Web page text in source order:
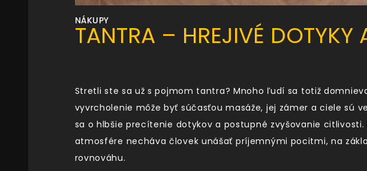
NÁKUPY
TANTRA – HREJIVÉ DOTYKY
Stretli ste sa už s pojmom tantra? Mnoho ľudí sa totiž
vyvrcholenie môže byť súčasťou masáže, jej zámer a ciele sú
sa o hlbšie precítenie dotykov a postupné zvyšovanie
atmosfére necháva človek unášať príjemnými pocitmi, na
rovnováhu.